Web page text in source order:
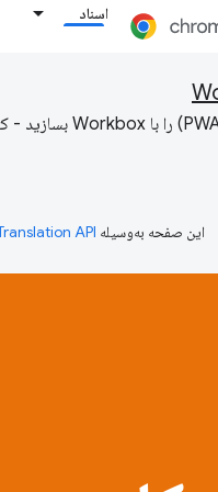
اسناد
این صفحه به‌وسیله